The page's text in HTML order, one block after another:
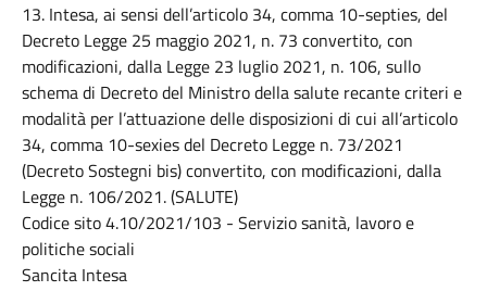
13. Intesa, ai sensi dell’articolo 34, comma 10-septies, del
Decreto Legge 25 maggio 2021, n. 73 convertito, con
modificazioni, dalla Legge 23 luglio 2021, n. 106, sullo
schema di Decreto del Ministro della salute recante criteri e
modalità per l’attuazione delle disposizioni di cui all’articolo
34, comma 10-sexies del Decreto Legge n. 73/2021
(Decreto Sostegni bis) convertito, con modificazioni, dalla
Legge n. 106/2021. (SALUTE)
Codice sito 4.10/2021/103 - Servizio sanità, lavoro e
politiche sociali
Sancita Intesa